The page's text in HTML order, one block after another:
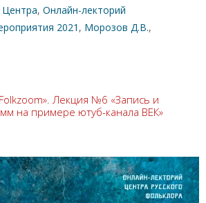
,Онлайн-лекторий
2021 , Морозов Д.В.,
Лекция №6 «Запись и
на примере ютуб-канала ВЕК»